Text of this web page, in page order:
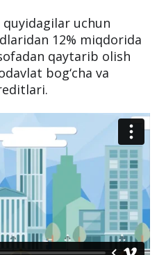
quyidagilar uchun
12% miqdorida
qaytarib olish
bog‘cha va